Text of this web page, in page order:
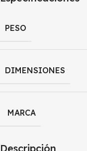
Descripción
PESO
DIMENSIONES
MARCA